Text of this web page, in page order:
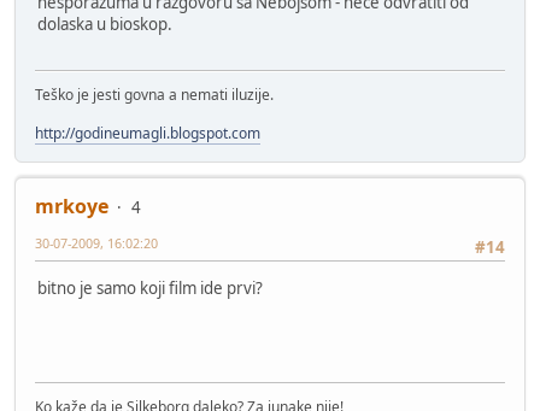
dolaska u bioskop.
Teško je jesti govna a nemati iluzije.
http://godineumagli.blogspot.com
mrkoye
4
#14
30-07-2009, 16:02:20
bitno je samo koji film ide prvi?
Ko kaže da je Silkeborg daleko? Za junake nije!